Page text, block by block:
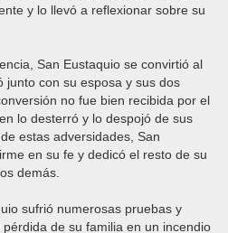
y lo llevó a reflexionar sobre su
San Eustaquio se convirtió al
junto con su esposa y sus dos
no fue bien recibida por el
lo desterró y lo despojó de sus
estas adversidades, San
en su fe y dedicó el resto de su
demás.
sufrió numerosas pruebas y
de su familia en un incendio